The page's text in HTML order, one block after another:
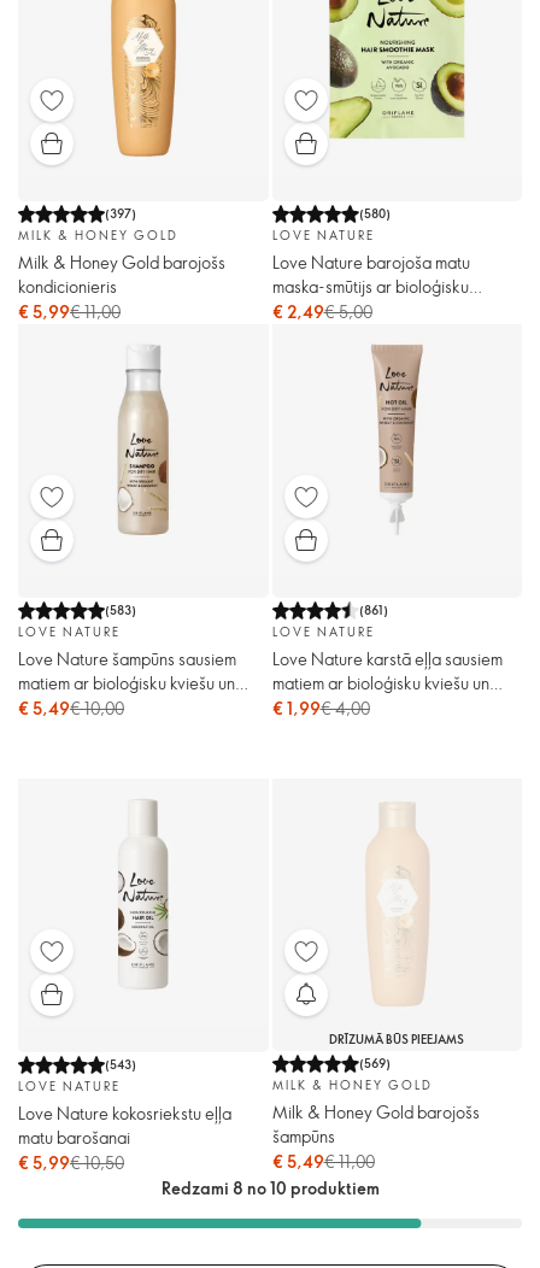
(397)
MILK & HONEY GOLD
Milk & Honey Gold barojošs
kondicionieris
€ 5,99€ 11,00
(580)
LOVE NATURE
Love Nature barojoša matu
maska-smūtijs ar bioloģisku
avokado ekstraktu
€ 2,49€ 5,00
(583)
LOVE NATURE
Love Nature šampūns sausiem
matiem ar bioloģisku kviešu un
kokosriekstu ekstraktu
€ 5,49€ 10,00
(861)
LOVE NATURE
Love Nature karstā eļļa sausiem
matiem ar bioloģisku kviešu un
kokosriekstu ekstraktu
€ 1,99€ 4,00
(543)
LOVE NATURE
Love Nature kokosriekstu eļļa
matu barošanai
€ 5,99€ 10,50
DRĪZUMĀ BŪS PIEEJAMS
(569)
MILK & HONEY GOLD
Milk & Honey Gold barojošs
šampūns
€ 5,49€ 11,00
Redzami 8 no 10 produktiem